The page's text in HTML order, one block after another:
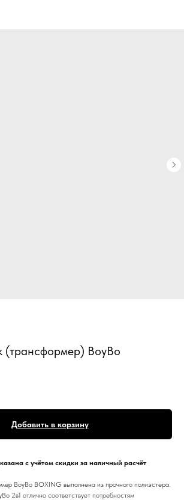
(трансформер) BoyBo
Добавить в корзину
с учётом скидки за наличный расчёт
BoyBo BOXING выполнена из прочного полиэстера.
2в1 отлично соответствует потребностям